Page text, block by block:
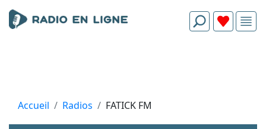
Accueil Radios FATICK FM